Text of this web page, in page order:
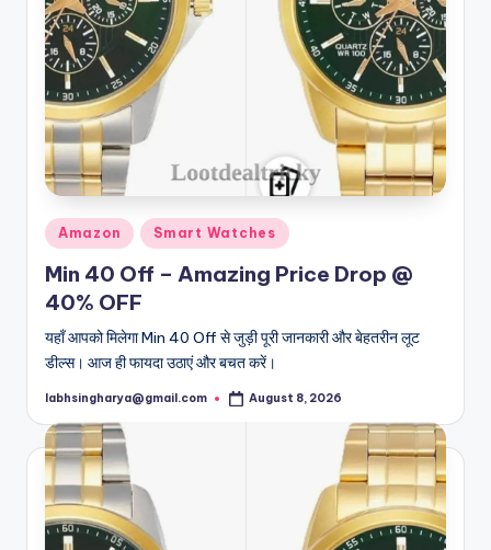
Posted
in
Amazon Smart Watches
Min 40 Off – Amazing Price Drop @
40% OFF
यहाँ आपको मिलेगा Min 40 Off से जुड़ी पूरी जानकारी और बेहतरीन लूट
डील्स। आज ही फायदा उठाएं और बचत करें।
Posted
labhsingharya@gmail.com August 8, 2026